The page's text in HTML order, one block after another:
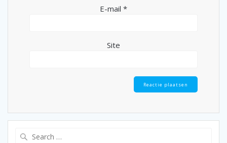
E-mail *
Site